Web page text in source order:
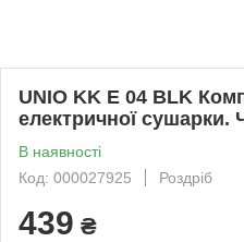
UNIO KK E 04 BLK
електричної сушарки.
В наявності
Код: 000027925
Роздріб
439 ₴